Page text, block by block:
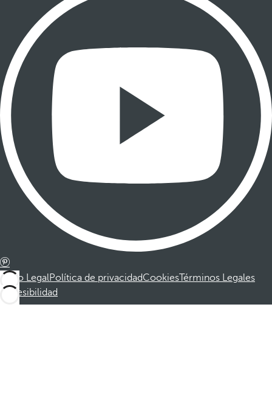
Aviso LegalPolítica de privacidadCookiesTérminos Legales
Accesibilidad